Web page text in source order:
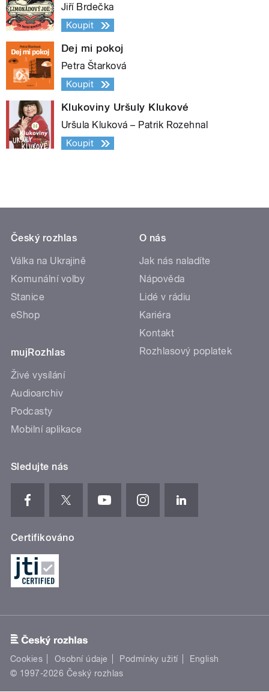
Jiří Brdečka
Koupit
Dej mi pokoj
Petra Štarková
Koupit
Klukoviny Uršuly Klukové
Uršula Kluková – Patrik Rozehnal
Koupit
Český rozhlas
Válka na Ukrajině
Komunální volby
Stanice
eShop
mujRozhlas
Živé vysílání
Audioarchiv
Podcasty
Mobilní aplikace
O nás
Jak nás naladíte
Nápověda
Lidé v rádiu
Kariéra
Kontakt
Rozhlasový poplatek
Sledujte nás
Certifikováno
Cookies Osobní údaje Podmínky užití
English
© 1997-2026 Český rozhlas